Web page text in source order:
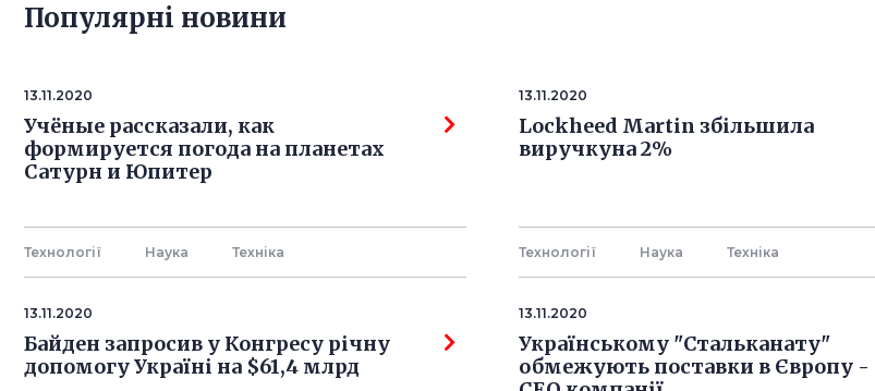
Популярнi новини
13.11.2020
Учёные рассказали, как
формируется погода на планетах
Сатурн и Юпитер
Технології Наука Технiка
13.11.2020
Lockheed Martin збільшила
виручкуна 2%
Технології Наука Технiка
13.11.2020
Байден запросив у Конгресу річну
допомогу Україні на $61,4 млрд
13.11.2020
Українському "Стальканату"
обмежують поставки в Європу -